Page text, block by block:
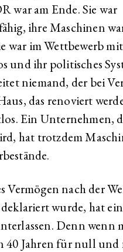
war am Ende. Sie war
ihre Maschinen
war im Wettbewerb
und ihr politisches
niemand, der bei
das renoviert
Ein Unternehmen,
hat trotzdem
Vermögen nach der
wurde, hat
Denn wenn
40 Jahren für null